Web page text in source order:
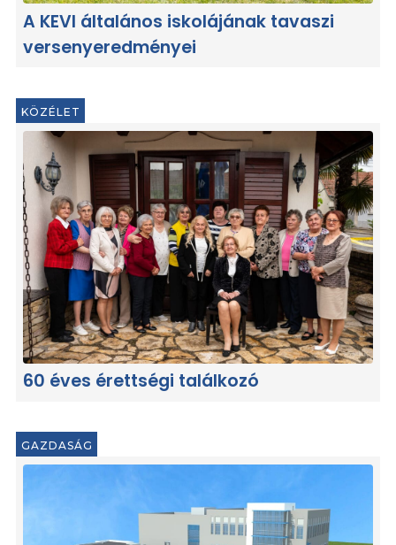
A KEVI általános iskolájának tavaszi
versenyeredményei
KÖZÉLET
60 éves érettségi találkozó
GAZDASÁG